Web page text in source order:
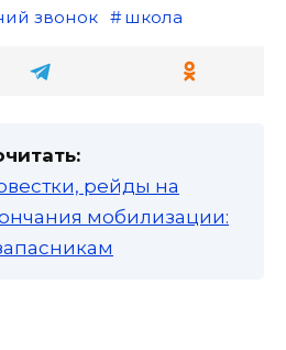
звонок школа
рейды на
мобилизации: